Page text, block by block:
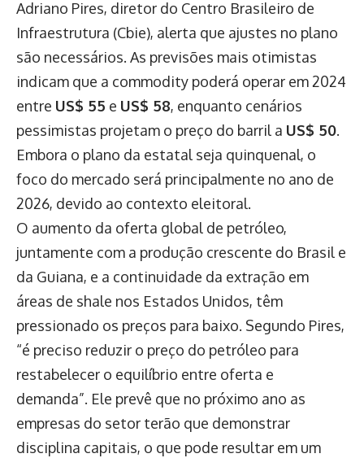
Adriano Pires, diretor do Centro Brasileiro de
Infraestrutura (Cbie), alerta que ajustes no plano
são necessários. As previsões mais otimistas
indicam que a commodity poderá operar em 2024
entre US$ 55 e US$ 58, enquanto cenários
pessimistas projetam o preço do barril a US$ 50.
Embora o plano da estatal seja quinquenal, o
foco do mercado será principalmente no ano de
2026, devido ao contexto eleitoral.
O aumento da oferta global de petróleo,
juntamente com a produção crescente do Brasil e
da Guiana, e a continuidade da extração em
áreas de shale nos Estados Unidos, têm
pressionado os preços para baixo. Segundo Pires,
“é preciso reduzir o preço do petróleo para
restabelecer o equilíbrio entre oferta e
demanda”. Ele prevê que no próximo ano as
empresas do setor terão que demonstrar
disciplina capitais, o que pode resultar em um